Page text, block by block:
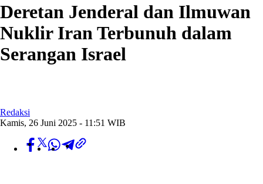
Deretan Jenderal dan Ilmuwan
Nuklir Iran Terbunuh dalam
Serangan Israel
Redaksi
Kamis, 26 Juni 2025 - 11:51 WIB